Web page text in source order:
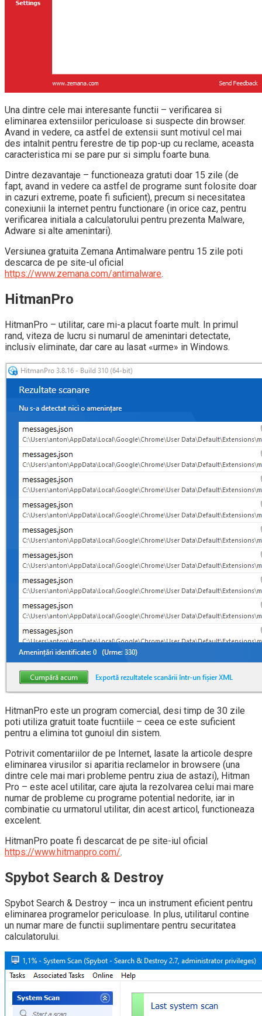
Una dintre cele mai interesante functii – verificarea si
eliminarea extensiilor periculoase si suspecte din browser.
Avand in vedere, ca astfel de extensii sunt motivul cel mai
des intalnit pentru ferestre de tip pop-up cu reclame, aceasta
caracteristica mi se pare pur si simplu foarte buna.
Dintre dezavantaje – functioneaza gratuti doar 15 zile (de
fapt, avand in vedere ca astfel de programe sunt folosite doar
in cazuri extreme, poate fi suficient), precum si necesitatea
conexiunii la internet pentru functionare (in orice caz, pentru
verificarea initiala a calculatorului pentru prezenta Malware,
Adware si alte amenintari).
Versiunea gratuita Zemana Antimalware pentru 15 zile poti
descarca de pe site-ul oficial
https://www.zemana.com/antimalware.
HitmanPro
HitmanPro – utilitar, care mi-a placut foarte mult. In primul
rand, viteza de lucru si numarul de amenintari detectate,
inclusiv eliminate, dar care au lasat «urme» in Windows.
HitmanPro este un program comercial, desi timp de 30 zile
poti utiliza gratuit toate fucntiile – ceea ce este suficient
pentru a elimina tot gunoiul din sistem.
Potrivit comentariilor de pe Internet, lasate la articole despre
eliminarea virusilor si aparitia reclamelor in browsere (una
dintre cele mai mari probleme pentru ziua de astazi), Hitman
Pro – este acel utilitar, care ajuta la rezolvarea celui mai mare
numar de probleme cu programe potential nedorite, iar in
combinatie cu urmatorul utilitar, din acest articol, functioneaza
excelent.
HitmanPro poate fi descarcat de pe site-iul oficial
https://www.hitmanpro.com/.
Spybot Search & Destroy
Spybot Search & Destroy – inca un instrument eficient pentru
eliminarea programelor periculoase. In plus, utilitarul contine
un numar mare de functii suplimentare pentru securitatea
calculatorului.